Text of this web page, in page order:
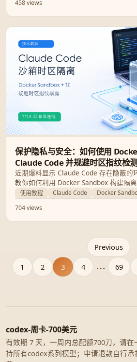
458 views
保护隐私与安全：如何使用
Claude Code 并规避时区指纹检测
近期爆料显示 Claude Code 存在隐蔽的
教你如何利用 Docker Sandbox 构建隔
入虚拟时区指纹来保护真实开发环境的隐
使用教程 Claude Code
Docker
704 views
Previous
1 2 3 4 ... 69
codex-周卡-700美元
有效期 7 天，一周内总配额700刀，请在
持所有codex系列模型；申请退款自行承